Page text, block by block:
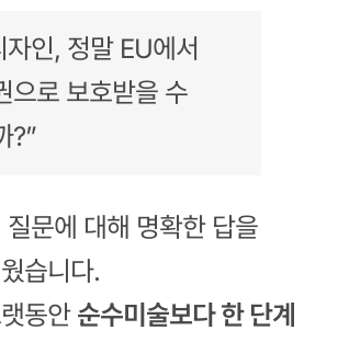
자인, 정말 EU에서
으로 보호받을 수
?”
문에 대해 명확한 답을
습니다.
동안 순수미술보다 한 단계